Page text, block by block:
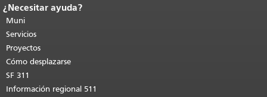
Fin del contenido de la página.
de esta página se repite en todas las
páginas.Volver al principio del
contenido principal
¿Necesitar ayuda?
Muni
Servicios
Proyectos
Cómo desplazarse
SF 311
Información regional 511